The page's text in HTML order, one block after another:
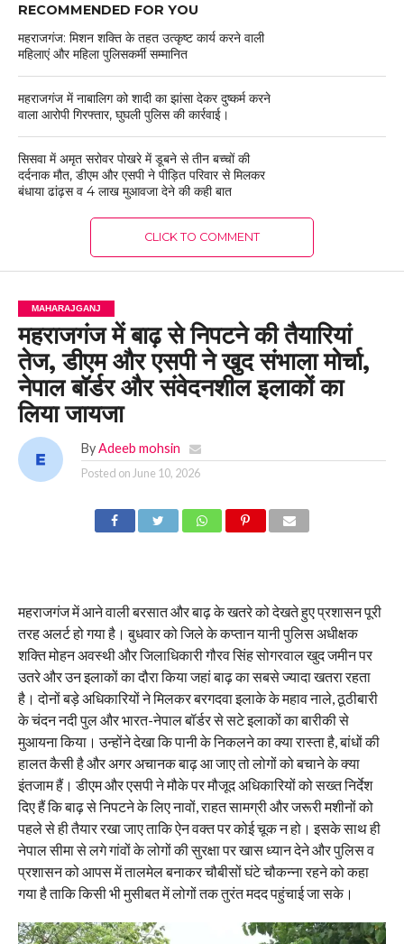
RECOMMENDED FOR YOU
महराजगंज: मिशन शक्ति के तहत उत्कृष्ट कार्य करने वाली
महिलाएं और महिला पुलिसकर्मी सम्मानित
महराजगंज में नाबालिग को शादी का झांसा देकर दुष्कर्म करने
वाला आरोपी गिरफ्तार, घुघली पुलिस की कार्रवाई।
सिसवा में अमृत सरोवर पोखरे में डूबने से तीन बच्चों की
दर्दनाक मौत, डीएम और एसपी ने पीड़ित परिवार से मिलकर
बंधाया ढांढ़स व 4 लाख मुआवजा देने की कही बात
CLICK TO COMMENT
MAHARAJGANJ
महराजगंज में बाढ़ से निपटने की तैयारियां
तेज, डीएम और एसपी ने खुद संभाला मोर्चा,
नेपाल बॉर्डर और संवेदनशील इलाकों का
लिया जायजा
By Adeeb mohsin
Posted on June 10, 2026
महराजगंज में आने वाली बरसात और बाढ़ के खतरे को देखते हुए प्रशासन पूरी
तरह अलर्ट हो गया है। बुधवार को जिले के कप्तान यानी पुलिस अधीक्षक
शक्ति मोहन अवस्थी और जिलाधिकारी गौरव सिंह सोगरवाल खुद जमीन पर
उतरे और उन इलाकों का दौरा किया जहां बाढ़ का सबसे ज्यादा खतरा रहता
है। दोनों बड़े अधिकारियों ने मिलकर बरगदवा इलाके के महाव नाले, ठूठीबारी
के चंदन नदी पुल और भारत-नेपाल बॉर्डर से सटे इलाकों का बारीकी से
मुआयना किया। उन्होंने देखा कि पानी के निकलने का क्या रास्ता है, बांधों की
हालत कैसी है और अगर अचानक बाढ़ आ जाए तो लोगों को बचाने के क्या
इंतजाम हैं। डीएम और एसपी ने मौके पर मौजूद अधिकारियों को सख्त निर्देश
दिए हैं कि बाढ़ से निपटने के लिए नावों, राहत सामग्री और जरूरी मशीनों को
पहले से ही तैयार रखा जाए ताकि ऐन वक्त पर कोई चूक न हो। इसके साथ ही
नेपाल सीमा से लगे गांवों के लोगों की सुरक्षा पर खास ध्यान देने और पुलिस व
प्रशासन को आपस में तालमेल बनाकर चौबीसों घंटे चौकन्ना रहने को कहा
गया है ताकि किसी भी मुसीबत में लोगों तक तुरंत मदद पहुंचाई जा सके।